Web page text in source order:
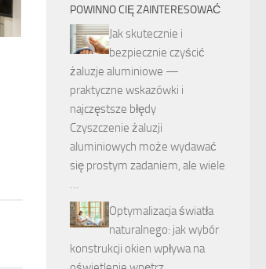
POWINNO CIĘ ZAINTERESOWAĆ
Jak skutecznie i
bezpiecznie czyścić
żaluzje aluminiowe —
praktyczne wskazówki i
najczęstsze błędy
Czyszczenie żaluzji
aluminiowych może wydawać
się prostym zadaniem, ale wiele
…
Optymalizacja światła
naturalnego: jak wybór
konstrukcji okien wpływa na